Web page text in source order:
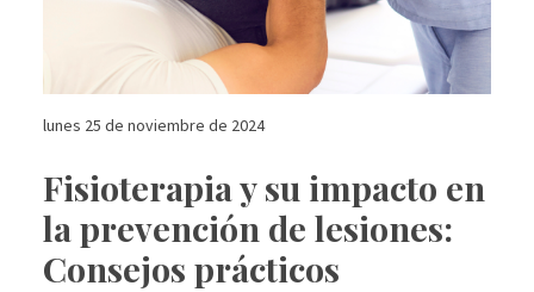
lunes 25 de noviembre de 2024
Fisioterapia y su impacto en
la prevención de lesiones:
Consejos prácticos